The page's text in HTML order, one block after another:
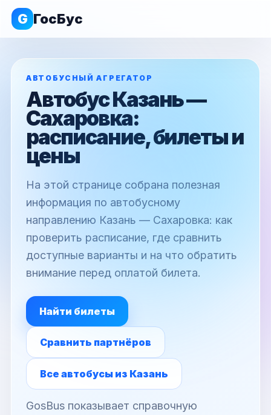
G ГосБус
АВТОБУСНЫЙ АГРЕГАТОР
Автобус Казань —
Сахаровка:
расписание, билеты и
цены
На этой странице собрана полезная
информация по автобусному
направлению Казань — Сахаровка: как
проверить расписание, где сравнить
доступные варианты и на что обратить
внимание перед оплатой билета.
Найти билеты
Сравнить партнёров
Все автобусы из Казань
GosBus показывает справочную